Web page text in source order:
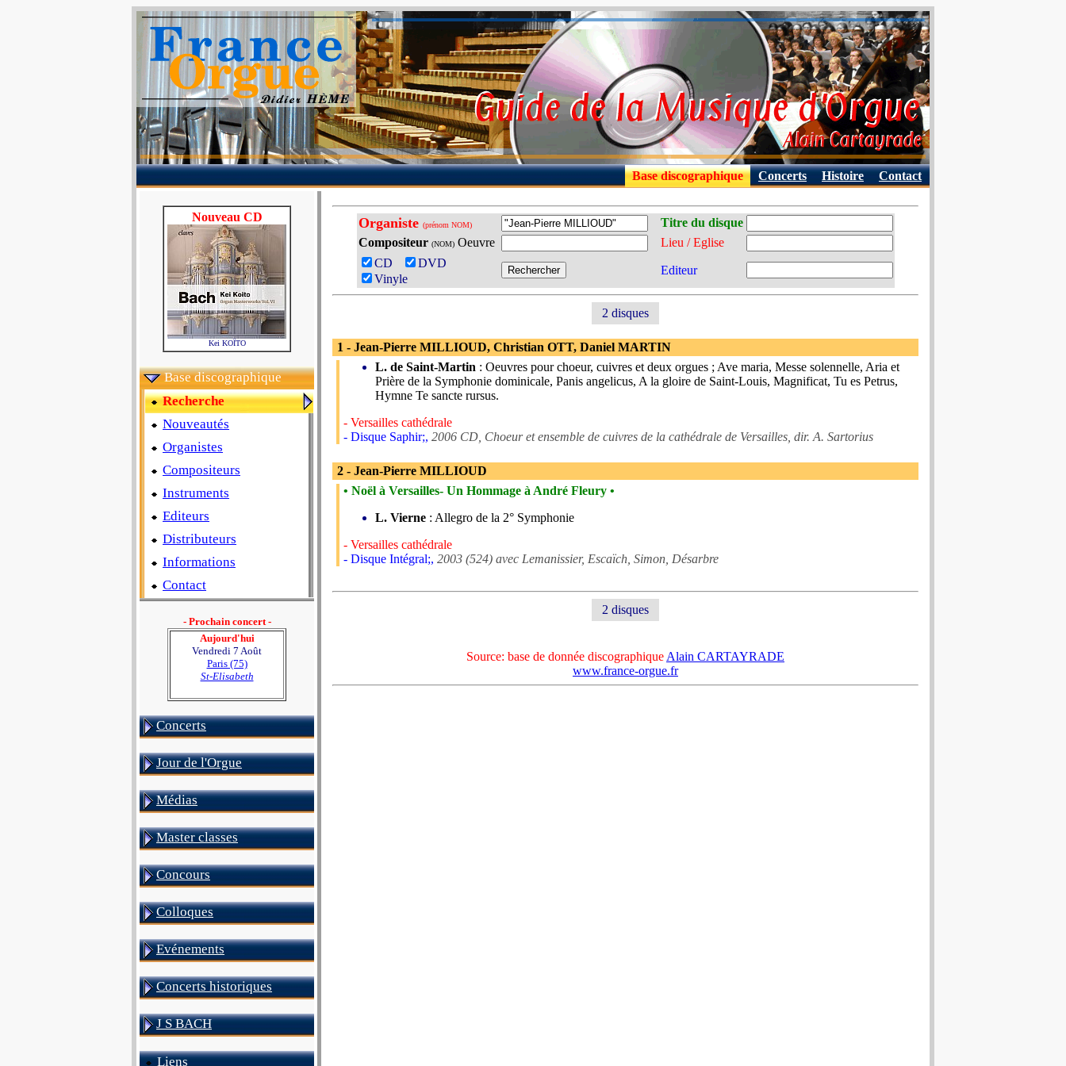
Base discographique Concerts Histoire Contact
Nouveau CD
Kei KOÏTO
Base discographique
Recherche
Nouveautés
Organistes
Compositeurs
Instruments
Editeurs
Distributeurs
Informations
Contact
- Prochain concert -
Aujourd'hui
Vendredi 7 Août
Paris (75)
St-Elisabeth
Concerts
Jour de l'Orgue
Médias
Master classes
Concours
Colloques
Evénements
Concerts historiques
J S BACH
Liens
Organiste (prénom NOM)
Titre du disque
Compositeur (NOM)Oeuvre
Lieu / Eglise
CD
DVD
Vinyle
Editeur
2 disques
1 - Jean-Pierre MILLIOUD, Christian OTT, Daniel MARTIN
L. de Saint-Martin : Oeuvres pour choeur, cuivres et deux orgues ; Ave maria, Messe solennelle, Aria et
Prière de la Symphonie dominicale, Panis angelicus, A la gloire de Saint-Louis, Magnificat, Tu es Petrus,
Hymne Te sancte rursus.
- Versailles cathédrale
- Disque Saphir;, 2006 CD, Choeur et ensemble de cuivres de la cathédrale de Versailles, dir. A. Sartorius
2 - Jean-Pierre MILLIOUD
• Noël à Versailles- Un Hommage à André Fleury •
L. Vierne : Allegro de la 2° Symphonie
- Versailles cathédrale
- Disque Intégral;, 2003 (524) avec Lemanissier, Escaïch, Simon, Désarbre
2 disques
Source: base de donnée discographique Alain CARTAYRADE
www.france-orgue.fr